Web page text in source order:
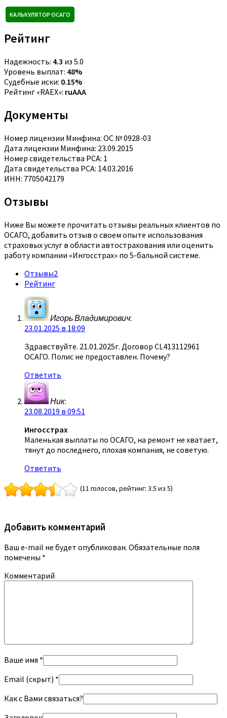
КАЛЬКУЛЯТОР ОСАГО
Рейтинг
Надежность: 4.3 из 5.0
Уровень выплат: 48%
Судебные иски: 0.15%
Рейтинг «RAEX»: ruAAA
Документы
Номер лицензии Минфина: ОС № 0928-03
Дата лицензии Минфина: 23.09.2015
Номер свидетельства РСА: 1
Дата свидетельства РСА: 14.03.2016
ИНН: 7705042179
Отзывы
Ниже Вы можете прочитать отзывы реальных клиентов по
ОСАГО, добавить отзыв о своем опыте использования
страховых услуг в области автострахования или оценить
работу компании «Ингосстрах» по 5-бальной системе.
Отзывы2
Рейтинг
Игорь Владимирович:
23.01.2025 в 18:09
Здравствуйте. 21.01.2025г. Договор CL413112961
ОСАГО. Полис не предоставлен. Почему?
Ответить
Ник:
23.08.2019 в 09:51
Ингосстрах
Маленькая выплаты по ОСАГО, на ремонт не хватает,
тянут до последнего, плохая компания, не советую.
Ответить
(11 голосов, рейтинг: 3.5 из 5)
Добавить комментарий
Ваш e-mail не будет опубликован. Обязательные поля
помечены *
Комментарий
Ваше имя *
Email (скрыт) *
Как с Вами связаться?